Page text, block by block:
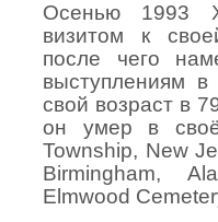
Осенью 1993
визитом к
после чего
выступлениям
свой возраст в
он умер в
Township, New
Birmingham,
Elmwood